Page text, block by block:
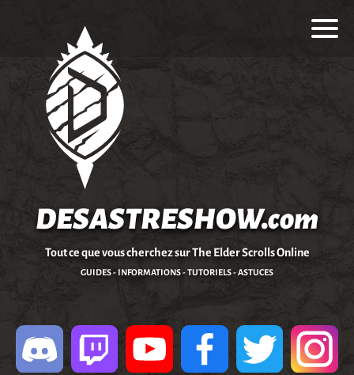
DESASTRESHOW.com
Tout ce que vous cherchez sur The Elder Scrolls Online
GUIDES - INFORMATIONS - TUTORIELS - ASTUCES